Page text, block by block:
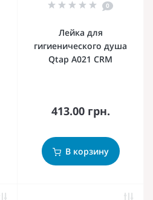
0
Лейка для
гигиенического душа
Qtap A021 CRM
413.00 грн.
В корзину